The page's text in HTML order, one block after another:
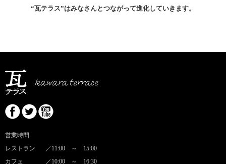
“瓦テラス”はみなさんとつながって進化していきます。
営業時間
レストラン
／11:00 ～ 15:00
カフェ
／10:00 ～ 16:30